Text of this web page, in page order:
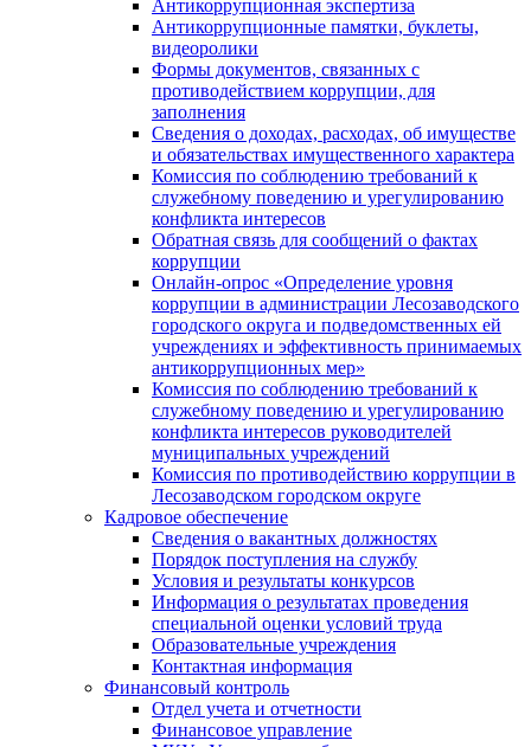
Антикоррупционная экспертиза
Антикоррупционные памятки, буклеты,
видеоролики
Формы документов, связанных с
противодействием коррупции, для
заполнения
Сведения о доходах, расходах, об имуществе
и обязательствах имущественного характера
Комиссия по соблюдению требований к
служебному поведению и урегулированию
конфликта интересов
Обратная связь для сообщений о фактах
коррупции
Онлайн-опрос «Определение уровня
коррупции в администрации Лесозаводского
городского округа и подведомственных ей
учреждениях и эффективность принимаемых
антикоррупционных мер»
Комиссия по соблюдению требований к
служебному поведению и урегулированию
конфликта интересов руководителей
муниципальных учреждений
Комиссия по противодействию коррупции в
Лесозаводском городском округе
Кадровое обеспечение
Сведения о вакантных должностях
Порядок поступления на службу
Условия и результаты конкурсов
Информация о результатах проведения
специальной оценки условий труда
Образовательные учреждения
Контактная информация
Финансовый контроль
Отдел учета и отчетности
Финансовое управление